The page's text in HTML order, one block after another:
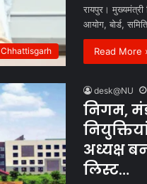
Chhattisgarh
रायपुर।
आयोग, बोर्ड,
Read More
desk@NU
निगम,
अध्यक्ष
लिस्ट…